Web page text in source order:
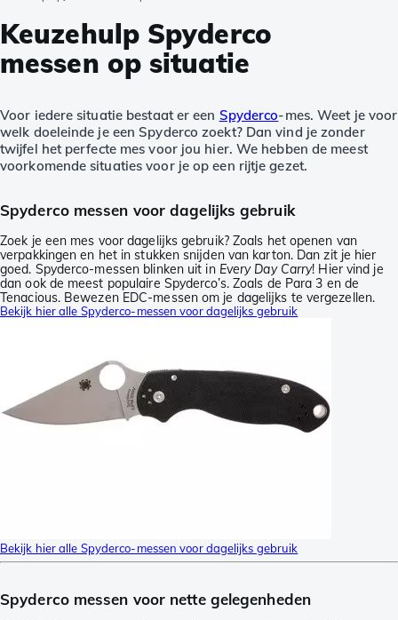
Keuzehulp Spyderco
messen op situatie
Voor iedere situatie bestaat er een Spyderco-mes. Weet je voor
welk doeleinde je een Spyderco zoekt? Dan vind je zonder
twijfel het perfecte mes voor jou hier. We hebben de meest
voorkomende situaties voor je op een rijtje gezet.
Spyderco messen voor dagelijks gebruik
Zoek je een mes voor dagelijks gebruik? Zoals het openen van
verpakkingen en het in stukken snijden van karton. Dan zit je hier
goed. Spyderco-messen blinken uit in Every Day Carry! Hier vind je
dan ook de meest populaire Spyderco’s. Zoals de Para 3 en de
Tenacious. Bewezen EDC-messen om je dagelijks te vergezellen.
Bekijk hier alle Spyderco-messen voor dagelijks gebruik
Bekijk hier alle Spyderco-messen voor dagelijks gebruik
Spyderco messen voor nette gelegenheden